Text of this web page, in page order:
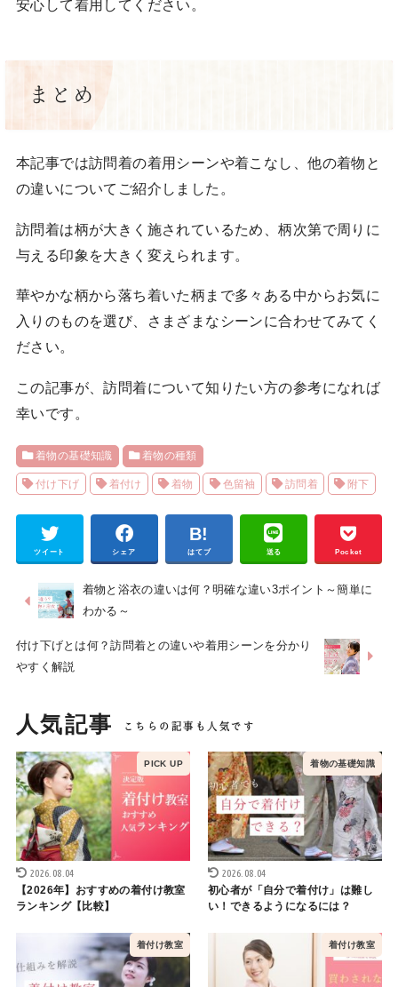
安心して着用してください。
まとめ
本記事では訪問着の着用シーンや着こなし、他の着物と
の違いについてご紹介しました。
訪問着は柄が大きく施されているため、柄次第で周りに
与える印象を大きく変えられます。
華やかな柄から落ち着いた柄まで多々ある中からお気に
入りのものを選び、さまざまなシーンに合わせてみてく
ださい。
この記事が、訪問着について知りたい方の参考になれば
幸いです。
着物の基礎知識 着物の種類
付け下げ 着付け 着物 色留袖 訪問着 附下
ツイート シェア はてブ 送る Pocket
着物と浴衣の違いは何？明確な違い3ポイント～簡単に
わかる～
付け下げとは何？訪問着との違いや着用シーンを分かり
やすく解説
人気記事
2026.08.04
【2026年】おすすめの着付け教室
ランキング【比較】
着物の基礎知識
2026.08.04
初心者が「自分で着付け」は難し
い！できるようになるには？
着付け教室 着付け教室